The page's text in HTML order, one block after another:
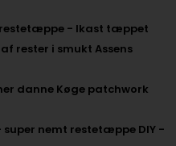
restetæppe - Ikast tæppet
rester i smukt Assens
danne Køge patchwork
super nemt restetæppe DIY -